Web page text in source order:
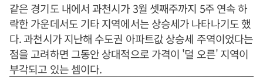
같은 경기도 내에서 과천시가 3월 셋째주까지 5주 연속 하
락한 가운데서도 기타 지역에서는 상승세가 나타나기도 했
다. 과천시가 지난해 수도권 아파트값 상승세 주역이었다는
점을 고려하면 그동안 상대적으로 가격이 '덜 오른' 지역이
부각되고 있는 셈이다.